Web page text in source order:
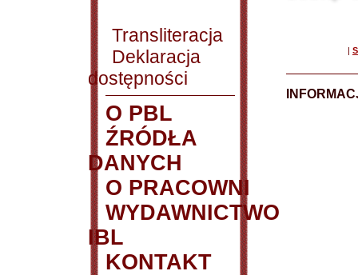
Transliteracja
Deklaracja
dostępności
O PBL
ŹRÓDŁA
DANYCH
O PRACOWNI
WYDAWNICTWO
IBL
KONTAKT
|